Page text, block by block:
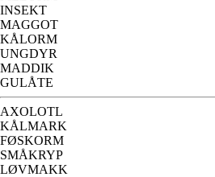
INSEKT
MAGGOT
KÅLORM
UNGDYR
MADDIK
GULÅTE
AXOLOTL
KÅLMARK
FØSKORM
SMÅKRYP
LØVMAKK